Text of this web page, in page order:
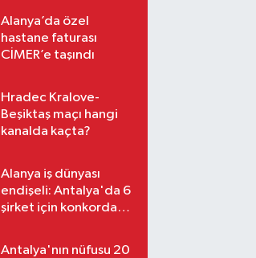
Alanya’da özel
hastane faturası
CİMER’e taşındı
Hradec Kralove-
Beşiktaş maçı hangi
kanalda kaçta?
Alanya iş dünyası
endişeli: Antalya'da 6
şirket için konkordato
Antalya'nın nüfusu 20